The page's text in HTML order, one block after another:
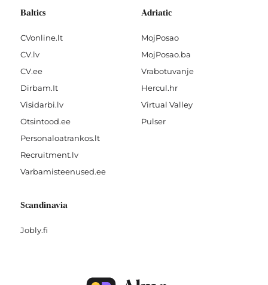
Baltics
CVonline.lt
CV.lv
CV.ee
Dirbam.It
Visidarbi.lv
Otsintood.ee
Personaloatrankos.lt
Recruitment.lv
Varbamisteenused.ee
Adriatic
MojPosao
MojPosao.ba
Vrabotuvanje
Hercul.hr
Virtual Valley
Pulser
Scandinavia
Jobly.fi